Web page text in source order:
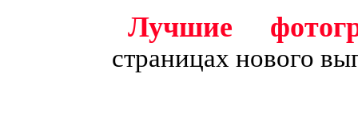
Лучшие
страницах нового